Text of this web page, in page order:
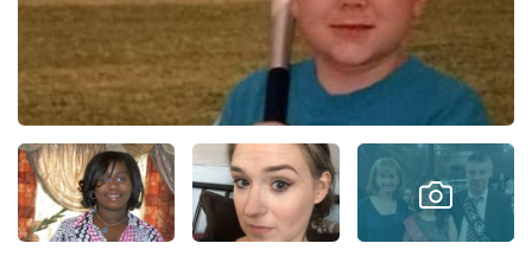
Videa
Sledujte prima+
Přihlášení
Sledujte nás